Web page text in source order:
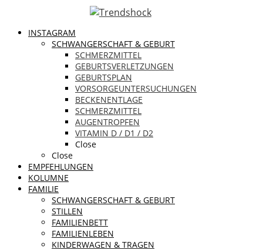
INSTAGRAM
SCHWANGERSCHAFT & GEBURT
SCHMERZMITTEL
GEBURTSVERLETZUNGEN
GEBURTSPLAN
VORSORGEUNTERSUCHUNGEN
BECKENENTLAGE
SCHMERZMITTEL
AUGENTROPFEN
VITAMIN D / D1 / D2
Close
Close
EMPFEHLUNGEN
KOLUMNE
FAMILIE
SCHWANGERSCHAFT & GEBURT
STILLEN
FAMILIENBETT
FAMILIENLEBEN
KINDERWAGEN & TRAGEN